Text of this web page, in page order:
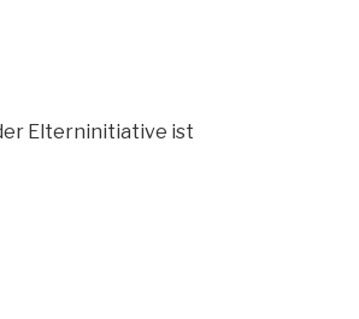
Elterninitiative ist